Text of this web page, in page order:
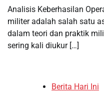
Analisis Keberhasilan
militer adalah salah satu
dalam teori dan praktik
sering kali diukur […]
Berita Hari Ini